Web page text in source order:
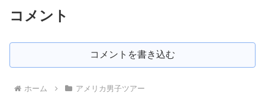
コメント
コメントを書き込む
ホーム アメリカ男子ツアー